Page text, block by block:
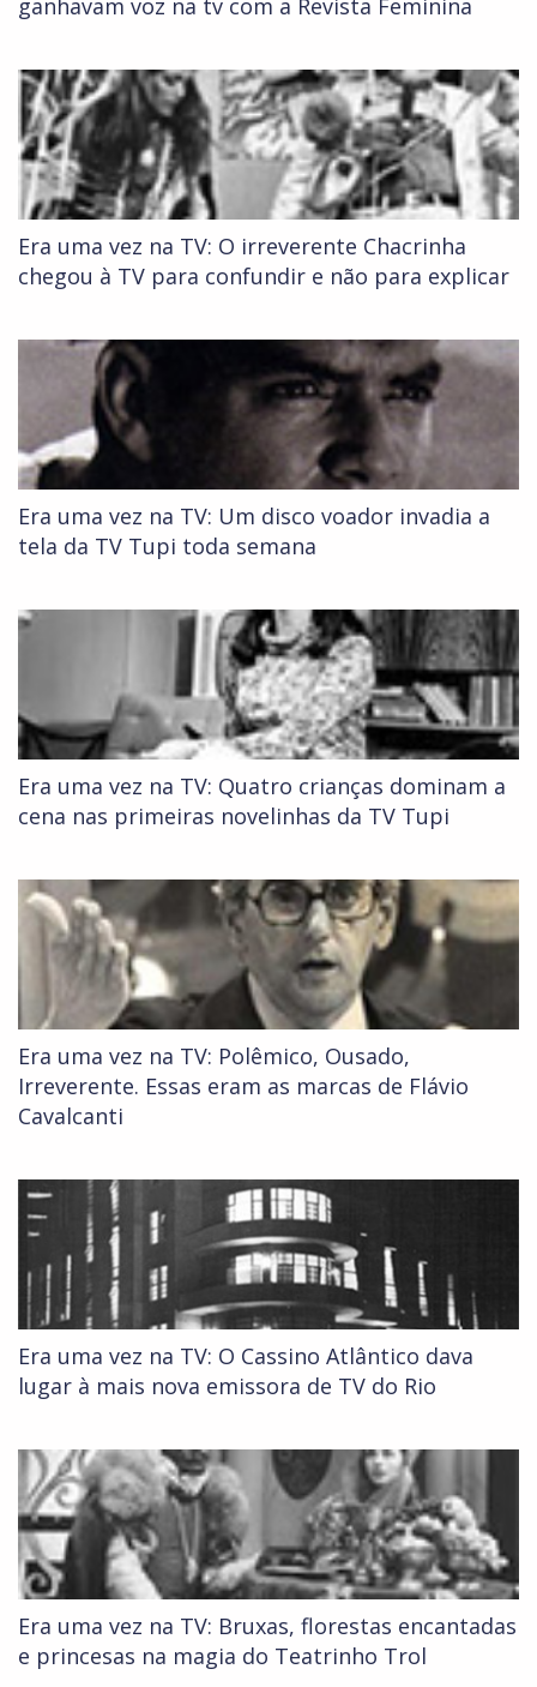
ganhavam voz na tv com a Revista Feminina
Era uma vez na TV: O irreverente Chacrinha
chegou à TV para confundir e não para explicar
Era uma vez na TV: Um disco voador invadia a
tela da TV Tupi toda semana
Era uma vez na TV: Quatro crianças dominam a
cena nas primeiras novelinhas da TV Tupi
Era uma vez na TV: Polêmico, Ousado,
Irreverente. Essas eram as marcas de Flávio
Cavalcanti
Era uma vez na TV: O Cassino Atlântico dava
lugar à mais nova emissora de TV do Rio
Era uma vez na TV: Bruxas, florestas encantadas
e princesas na magia do Teatrinho Trol